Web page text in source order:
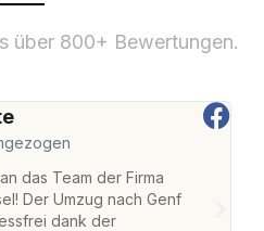
über 800+ Bewertungen.
das Team der Firma
Der Umzug nach Genf
dank der